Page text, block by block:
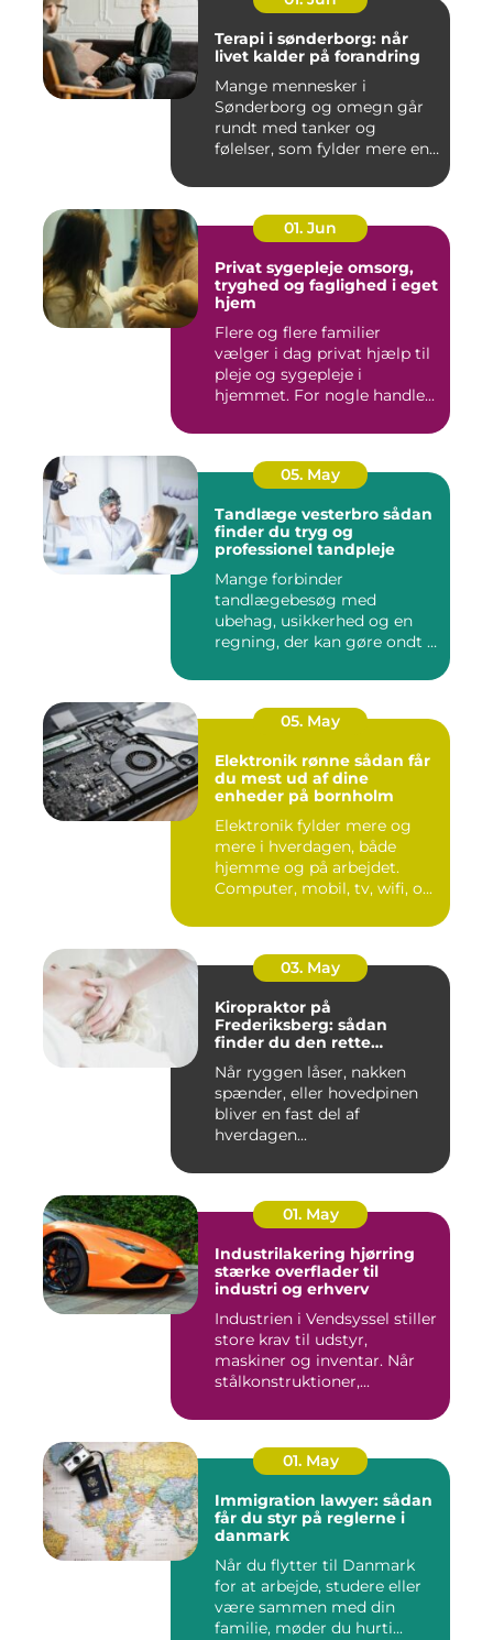
Terapi i sønderborg: når
livet kalder på forandring
Mange mennesker i
Sønderborg og omegn går
rundt med tanker og
følelser, som fylder mere end
01. Jun
Privat sygepleje omsorg,
tryghed og faglighed i eget
hjem
Flere og flere familier
vælger i dag privat hjælp til
pleje og sygepleje i
hjemmet. For nogle handle...
05. May
Tandlæge vesterbro sådan
finder du tryg og
professionel tandpleje
Mange forbinder
tandlægebesøg med
ubehag, usikkerhed og en
regning, der kan gøre ondt i
05. May
Elektronik rønne sådan får
du mest ud af dine
enheder på bornholm
Elektronik fylder mere og
mere i hverdagen, både
hjemme og på arbejdet.
Computer, mobil, tv, wifi, o...
03. May
Kiropraktor på
Frederiksberg: sådan
finder du den rette
Når ryggen låser, nakken
spænder, eller hovedpinen
bliver en fast del af
hverdagen...
01. May
Industrilakering hjørring
stærke overflader til
industri og erhverv
Industrien i Vendsyssel stiller
store krav til udstyr,
maskiner og inventar. Når
stålkonstruktioner,...
01. May
Immigration lawyer: sådan
får du styr på reglerne i
danmark
Når du flytter til Danmark
for at arbejde, studere eller
være sammen med din
familie, møder du hurti...